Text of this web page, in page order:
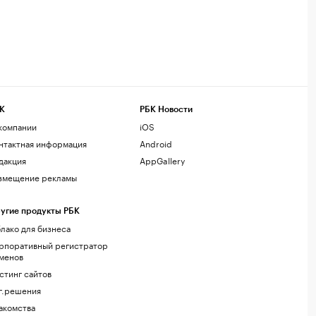
информация
рекламы
продукты РБК
для бизнеса
регистратор
сайтов
РБК Новости
iOS
Android
AppGallery